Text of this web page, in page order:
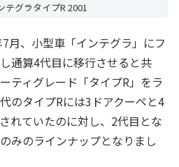
テグラタイプR 2001
月、小型車「インテグラ」にフ
通算4代目に移行させると共
ティグレード「タイプR」をラ
のタイプRには3ドアクーペと4
れていたのに対し、2代目とな
みのラインナップとなりまし